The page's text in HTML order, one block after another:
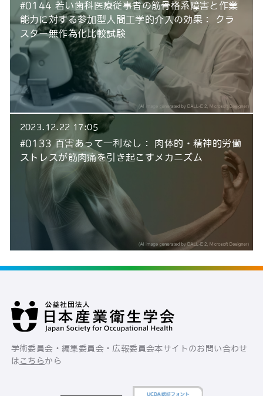
#0144 若い歯科医療従事者の筋骨格系障害と作業
能力に対する参加型人間工学的介入の効果： クラ
スター無作為化比較試験
2023.12.22 17:05
#0133 百害あって一利なし： 肉体的・精神的労働
ストレスが筋肉痛を引き起こすメカニズム
学術委員会・編集委員会・広報委員会本サイトのお問い合わせ
は こちらから